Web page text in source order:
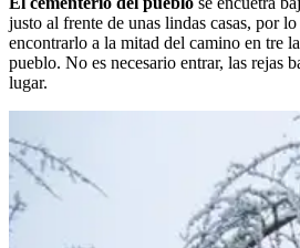
justo al frente de unas lindas casas, por
encontrarlo a la mitad del camino en tre
pueblo. No es necesario entrar, las rejas
lugar.